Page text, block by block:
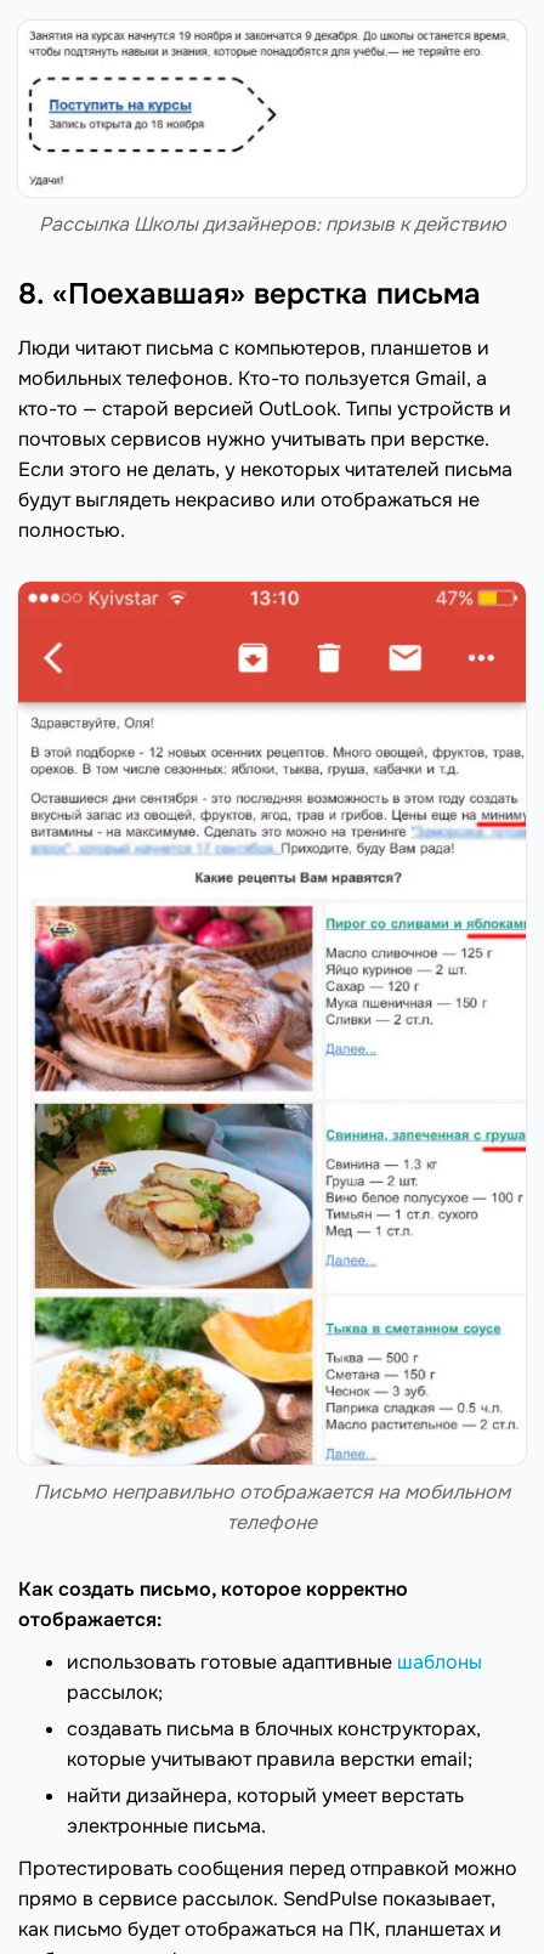
Рассылка Школы дизайнеров: призыв к действию
8. «Поехавшая» верстка письма
Люди читают письма с компьютеров, планшетов и
мобильных телефонов. Кто-то пользуется Gmail, а
кто-то — старой версией OutLook. Типы устройств и
почтовых сервисов нужно учитывать при верстке.
Если этого не делать, у некоторых читателей письма
будут выглядеть некрасиво или отображаться не
полностью.
Письмо неправильно отображается на мобильном
телефоне
Как создать письмо, которое корректно
отображается:
использовать готовые адаптивные шаблоны
рассылок;
создавать письма в блочных конструкторах,
которые учитывают правила верстки email;
найти дизайнера, который умеет верстать
электронные письма.
Протестировать сообщения перед отправкой можно
прямо в сервисе рассылок. SendPulse показывает,
как письмо будет отображаться на ПК, планшетах и